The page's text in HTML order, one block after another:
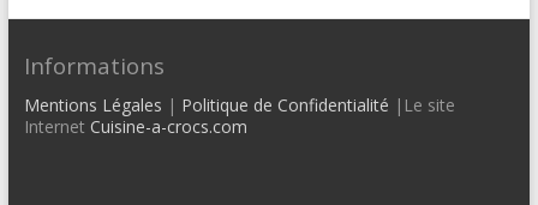
Informations
Mentions Légales | Politique de Confidentialité |Le site
Internet Cuisine-a-crocs.com